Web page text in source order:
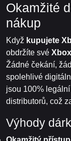
Okamžité
nákup
Když kupujete
obdržíte své
Žádné čekání,
spolehlivé
jsou 100%
distributorů, což
Výhody